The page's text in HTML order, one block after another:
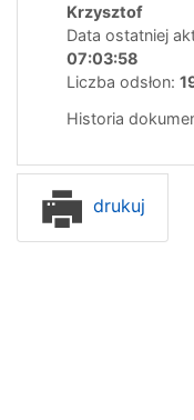
Krzysztof
Data ostatniej
07:03:58
Liczba odsłon:
Historia
drukuj